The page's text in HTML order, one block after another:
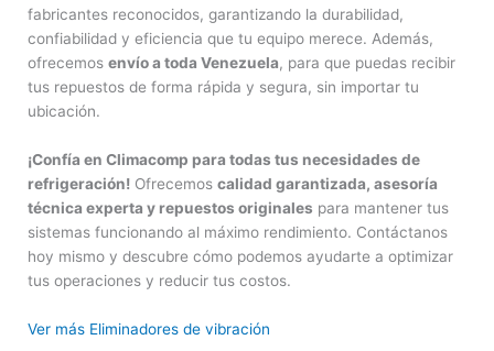
fabricantes reconocidos, garantizando la durabilidad,
confiabilidad y eficiencia que tu equipo merece. Además,
ofrecemos envío a toda Venezuela, para que puedas recibir
tus repuestos de forma rápida y segura, sin importar tu
ubicación.
¡Confía en Climacomp para todas tus necesidades de
refrigeración! Ofrecemos calidad garantizada, asesoría
técnica experta y repuestos originales para mantener tus
sistemas funcionando al máximo rendimiento. Contáctanos
hoy mismo y descubre cómo podemos ayudarte a optimizar
tus operaciones y reducir tus costos.
Ver más Eliminadores de vibración